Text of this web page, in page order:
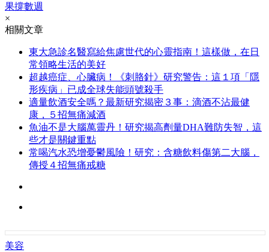
果撐數週
×
相關文章
東大急診名醫寫給焦慮世代的心靈指南！這樣做，在日
常領略生活的美好
超越癌症、心臟病！《刺胳針》研究警告：這１項「隱
形疾病」已成全球失能頭號殺手
適量飲酒安全嗎？最新研究揭密３事：滴酒不沾最健
康，５招無痛減酒
魚油不是大腦萬靈丹！研究揭高劑量DHA難防失智，這
些才是關鍵重點
常喝汽水恐增憂鬱風險！研究：含糖飲料傷第二大腦，
傳授４招無痛戒糖
美容